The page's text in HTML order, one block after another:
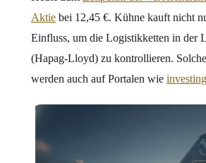
Aktie bei 12,45 €. Kühne kauft nicht
Einfluss, um die Logistikketten in der
(Hapag-Lloyd) zu kontrollieren.
werden auch auf Portalen wie